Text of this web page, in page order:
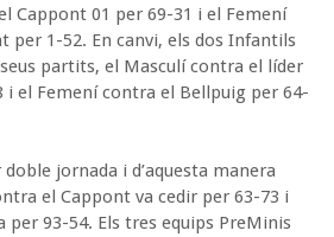
Cappont 01 per 69-31 i el Femení
per 1-52. En canvi, els dos Infantils
partits, el Masculí contra el líder
i el Femení contra el Bellpuig per 64-
jornada i d’aquesta manera
el Cappont va cedir per 63-73 i
per 93-54. Els tres equips PreMinis